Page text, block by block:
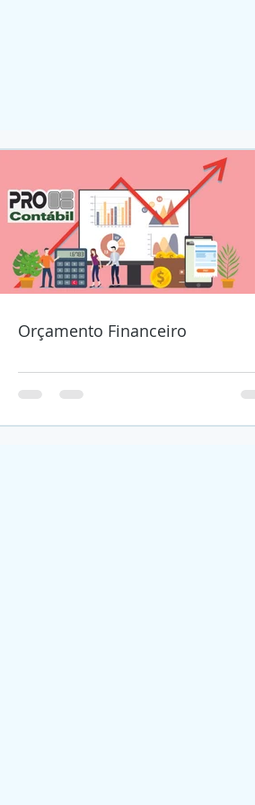
Orçamento Financeiro